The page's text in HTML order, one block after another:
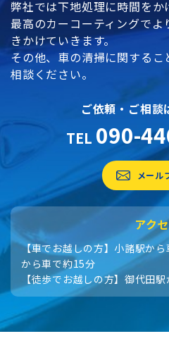
弊社では下地処理に時間を
最高のカーコーティングで
きかけていきます。
その他、車の清掃に関する
相談ください。
ご依頼・ご相談
TEL 090-
メール
アク
【車でお越しの方】小諸駅か
から車で約15分
【徒歩でお越しの方】御代田